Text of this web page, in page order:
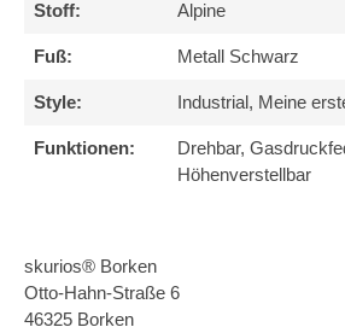
Stoff: Alpine
Fuß: Metall Schwarz
Style: Industrial, Meine
Funktionen:
Drehbar,
Höhenverstellbar
skurios® Borken
Otto-Hahn-Straße 6
46325 Borken